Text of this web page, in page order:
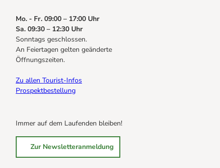
Mo. - Fr. 09:00 – 17:00 Uhr
Sa. 09:30 – 12:30 Uhr
Sonntags geschlossen.
An Feiertagen gelten geänderte
Öffnungszeiten.
Zu allen Tourist-Infos
Prospektbestellung
Immer auf dem Laufenden bleiben!
Zur Newsletteranmeldung